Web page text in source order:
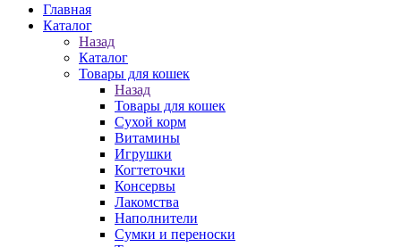
Главная
Каталог
Назад
Каталог
Товары для кошек
Назад
Товары для кошек
Cухой корм
Витамины
Игрушки
Когтеточки
Консервы
Лакомства
Наполнители
Сумки и переноски